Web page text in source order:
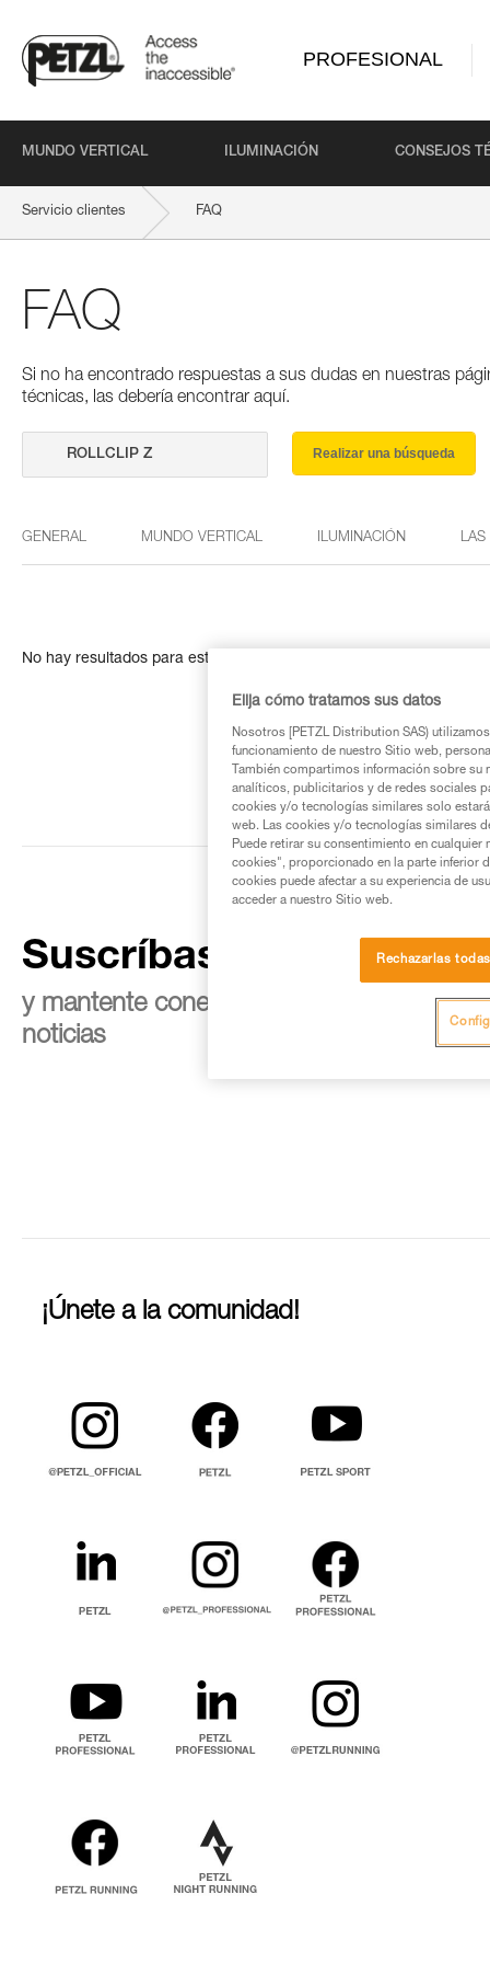
PROFESIONAL
MUNDO VERTICAL ILUMINACIÓN CONSEJOS
Servicio clientes FAQ
FAQ
Si no ha encontrado respuestas a sus dudas en nuestras
técnicas, las debería encontrar aquí.
Realizar una búsqueda
GENERAL MUNDO VERTICAL ILUMINACIÓN LAS
No hay resultados para esta búsqueda
Suscríbase al boletín
y mantente conectado con nuestras
noticias
¡Únete a la comunidad!
Elija cómo tratamos sus datos
Nosotros [PETZL Distribution SAS)
funcionamiento de nuestro Sitio web,
También compartimos información sobre
analíticos, publicitarios y de redes sociales
cookies y/o tecnologías similares solo
web. Las cookies y/o tecnologías similares
Puede retirar su consentimiento en
cookies", proporcionado en la parte inferior
cookies puede afectar a su experiencia de
acceder a nuestro Sitio web.
Rechazarlas